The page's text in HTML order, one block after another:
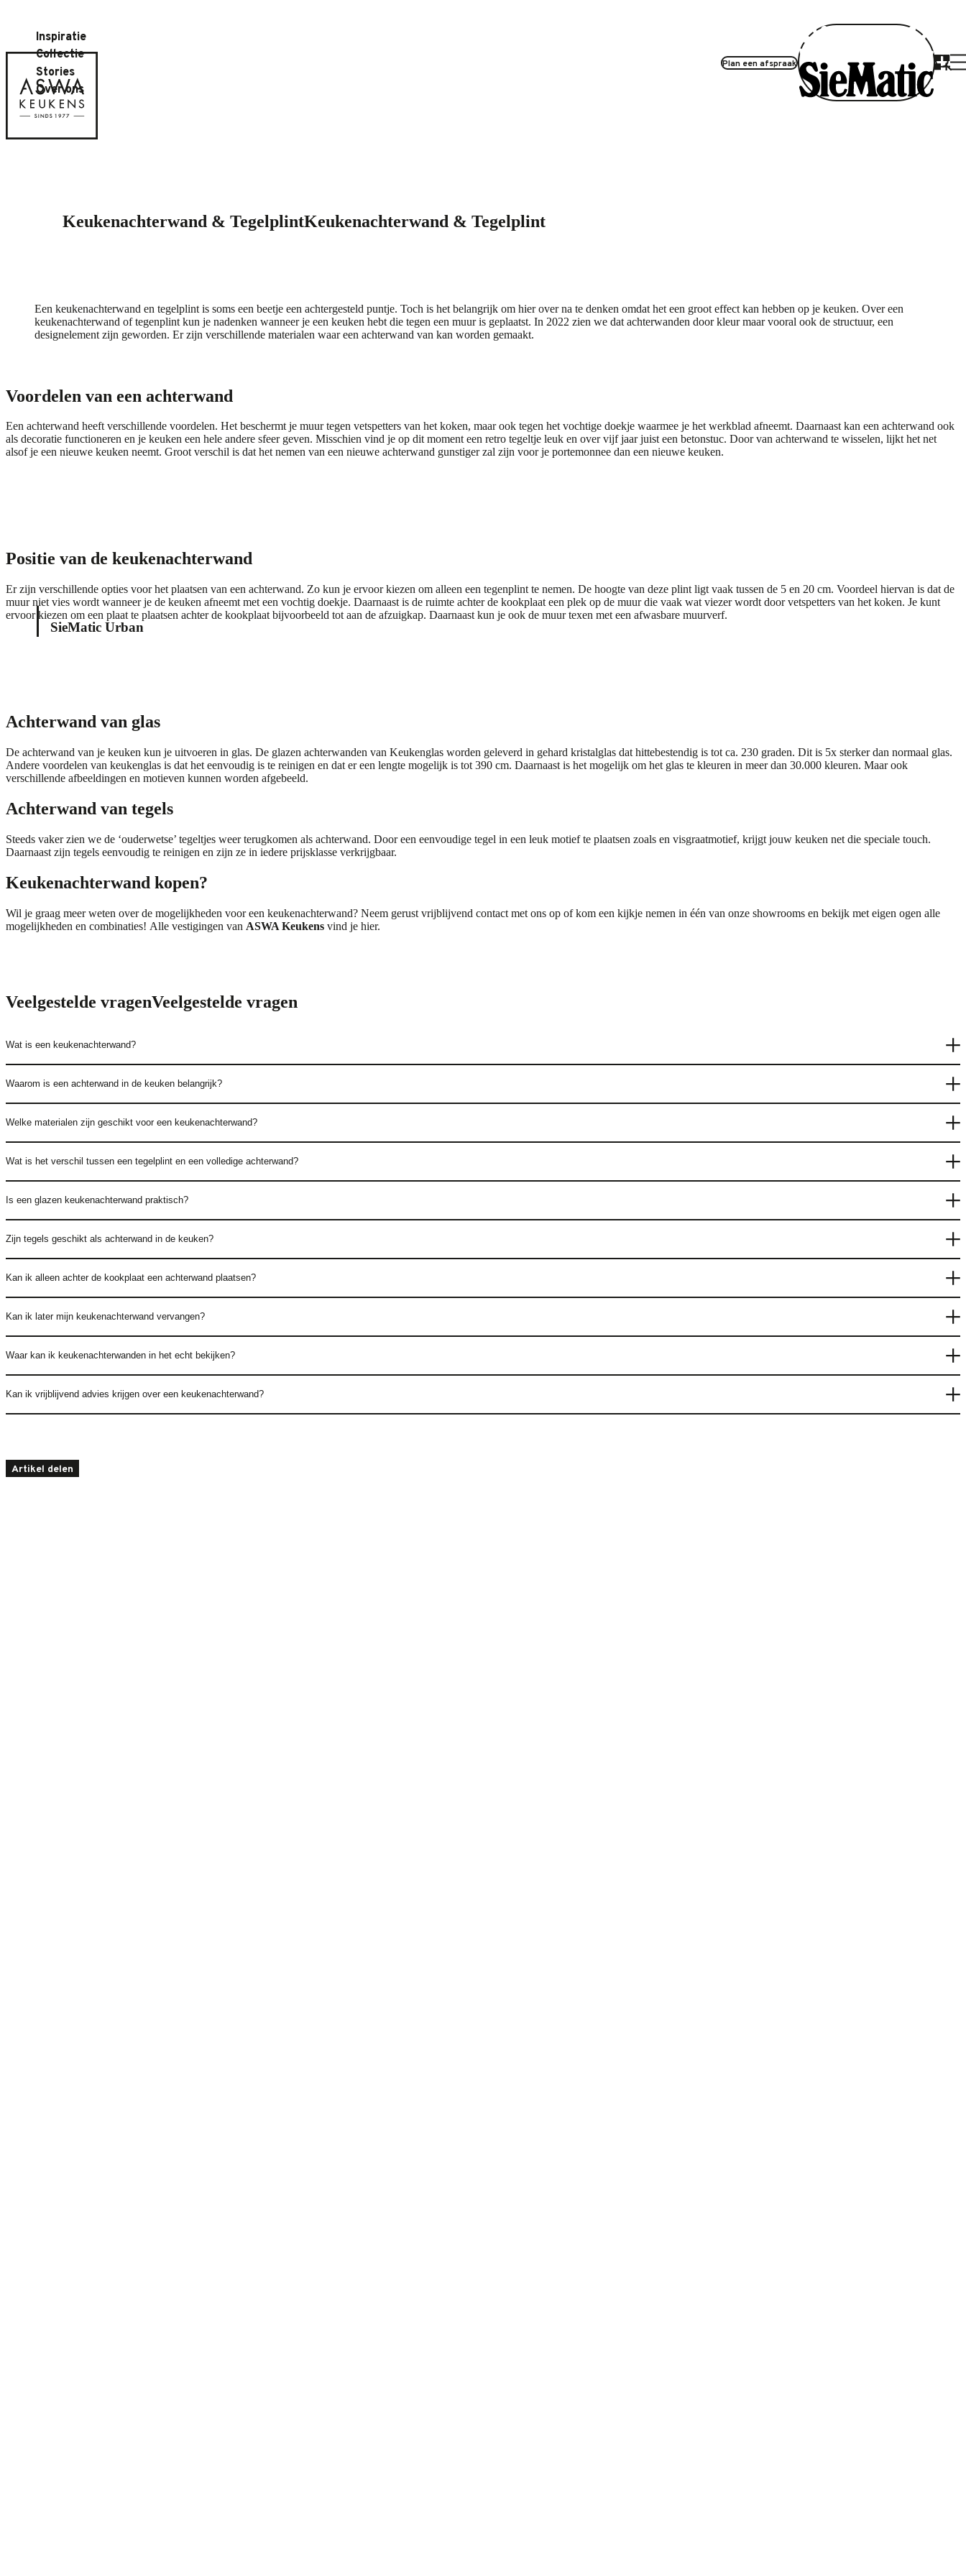
Inspiratie
Collectie
Stories
Over ons
Plan een afspraak
Keukenachterwand & TegelplintKeukenachterwand & Tegelplint
Een keukenachterwand en tegelplint is soms een beetje een achtergesteld puntje. Toch is het belangrijk om hier over na te denken omdat het een groot effect kan hebben op je keuken. Over een
keukenachterwand of tegenplint kun je nadenken wanneer je een keuken hebt die tegen een muur is geplaatst. In 2022 zien we dat achterwanden door kleur maar vooral ook de structuur, een
designelement zijn geworden. Er zijn verschillende materialen waar een achterwand van kan worden gemaakt.
Voordelen van een achterwand
Een achterwand heeft verschillende voordelen. Het beschermt je muur tegen vetspetters van het koken, maar ook tegen het vochtige doekje waarmee je het werkblad afneemt. Daarnaast kan een achterwand ook
als decoratie functioneren en je keuken een hele andere sfeer geven. Misschien vind je op dit moment een retro tegeltje leuk en over vijf jaar juist een betonstuc. Door van achterwand te wisselen, lijkt het net
alsof je een nieuwe keuken neemt. Groot verschil is dat het nemen van een nieuwe achterwand gunstiger zal zijn voor je portemonnee dan een nieuwe keuken.
Positie van de keukenachterwand
Er zijn verschillende opties voor het plaatsen van een achterwand. Zo kun je ervoor kiezen om alleen een tegenplint te nemen. De hoogte van deze plint ligt vaak tussen de 5 en 20 cm. Voordeel hiervan is dat de
muur niet vies wordt wanneer je de keuken afneemt met een vochtig doekje. Daarnaast is de ruimte achter de kookplaat een plek op de muur die vaak wat viezer wordt door vetspetters van het koken. Je kunt
ervoor kiezen om een plaat te plaatsen achter de kookplaat bijvoorbeeld tot aan de afzuigkap. Daarnaast kun je ook de muur texen met een afwasbare muurverf.
SieMatic Urban
Achterwand van glas
De achterwand van je keuken kun je uitvoeren in glas. De glazen achterwanden van Keukenglas worden geleverd in gehard kristalglas dat hittebestendig is tot ca. 230 graden. Dit is 5x sterker dan normaal glas.
Andere voordelen van keukenglas is dat het eenvoudig is te reinigen en dat er een lengte mogelijk is tot 390 cm. Daarnaast is het mogelijk om het glas te kleuren in meer dan 30.000 kleuren. Maar ook
verschillende afbeeldingen en motieven kunnen worden afgebeeld.
Achterwand van tegels
Steeds vaker zien we de ‘ouderwetse’ tegeltjes weer terugkomen als achterwand. Door een eenvoudige tegel in een leuk motief te plaatsen zoals en visgraatmotief, krijgt jouw keuken net die speciale touch.
Daarnaast zijn tegels eenvoudig te reinigen en zijn ze in iedere prijsklasse verkrijgbaar.
Keukenachterwand kopen?
Wil je graag meer weten over de mogelijkheden voor een keukenachterwand? Neem gerust vrijblijvend contact met ons op of kom een kijkje nemen in één van onze showrooms en bekijk met eigen ogen alle
mogelijkheden en combinaties! Alle vestigingen van ASWA Keukens vind je hier.
Veelgestelde vragenVeelgestelde vragen
Wat is een keukenachterwand?
Waarom is een achterwand in de keuken belangrijk?
Welke materialen zijn geschikt voor een keukenachterwand?
Wat is het verschil tussen een tegelplint en een volledige achterwand?
Is een glazen keukenachterwand praktisch?
Zijn tegels geschikt als achterwand in de keuken?
Kan ik alleen achter de kookplaat een achterwand plaatsen?
Kan ik later mijn keukenachterwand vervangen?
Waar kan ik keukenachterwanden in het echt bekijken?
Kan ik vrijblijvend advies krijgen over een keukenachterwand?
Artikel delen